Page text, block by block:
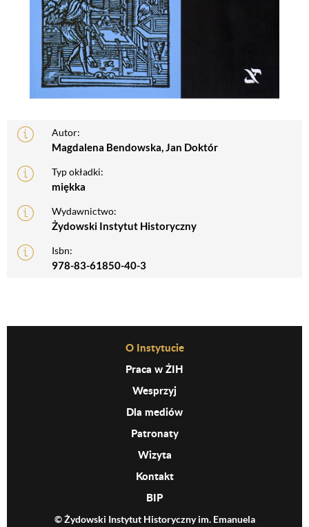
Autor:
Magdalena Bendowska, Jan Doktór
Typ okładki:
miękka
Wydawnictwo:
Żydowski Instytut Historyczny
Isbn:
978-83-61850-40-3
Before Footer MenuO Instytucie
Praca w ŻIH
Wesprzyj
Dla mediów
Patronaty
Wizyta
Kontakt
BIP
© Żydowski Instytut Historyczny im. Emanuela